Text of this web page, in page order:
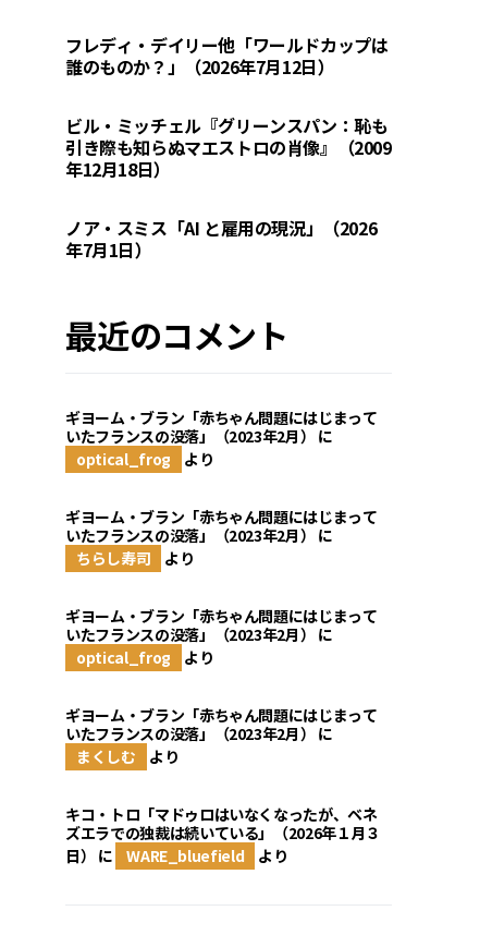
フレディ・デイリー他「ワールドカップは
誰のものか？」（2026年7月12日）
ビル・ミッチェル『グリーンスパン：恥も
引き際も知らぬマエストロの肖像』（2009
年12月18日）
ノア・スミス「AI と雇用の現況」（2026
年7月1日）
最近のコメント
ギヨーム・ブラン「赤ちゃん問題にはじまって
いたフランスの没落」（2023年2月） に
optical_frog
より
ギヨーム・ブラン「赤ちゃん問題にはじまって
いたフランスの没落」（2023年2月） に
ちらし寿司
より
ギヨーム・ブラン「赤ちゃん問題にはじまって
いたフランスの没落」（2023年2月） に
optical_frog
より
ギヨーム・ブラン「赤ちゃん問題にはじまって
いたフランスの没落」（2023年2月） に
まくしむ
より
キコ・トロ「マドゥロはいなくなったが、ベネ
ズエラでの独裁は続いている」（2026年１月３
日） に WARE_bluefield より